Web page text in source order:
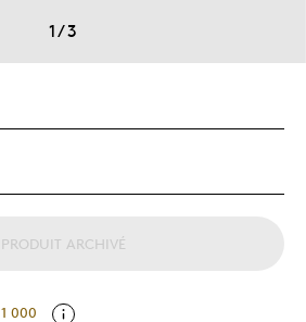
1/3
PRODUIT ARCHIVÉ
1 000